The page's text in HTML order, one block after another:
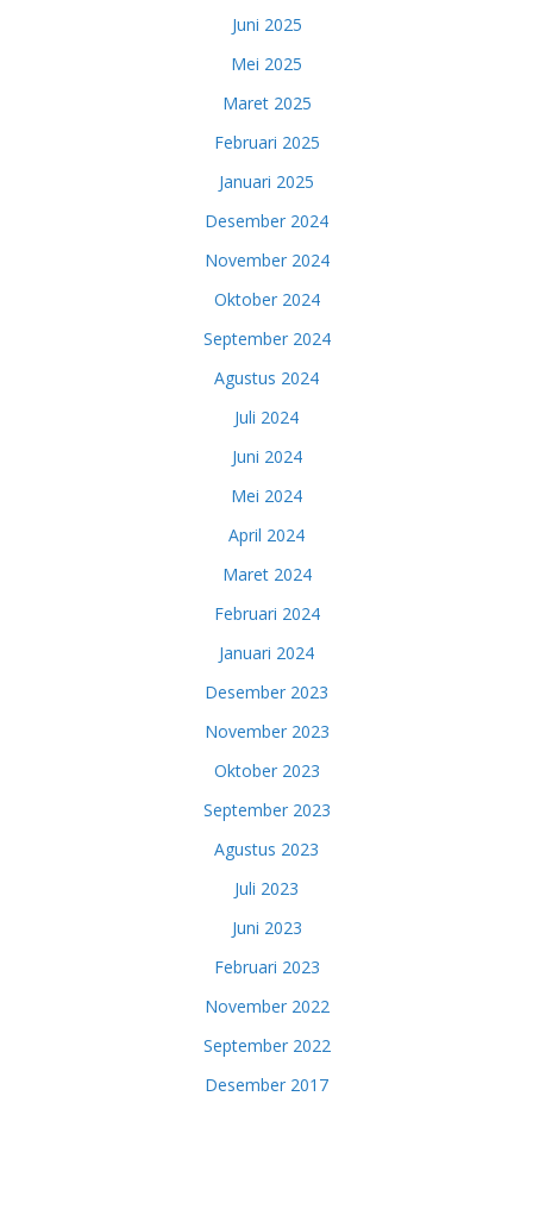
Juni 2025
Mei 2025
Maret 2025
Februari 2025
Januari 2025
Desember 2024
November 2024
Oktober 2024
September 2024
Agustus 2024
Juli 2024
Juni 2024
Mei 2024
April 2024
Maret 2024
Februari 2024
Januari 2024
Desember 2023
November 2023
Oktober 2023
September 2023
Agustus 2023
Juli 2023
Juni 2023
Februari 2023
November 2022
September 2022
Desember 2017